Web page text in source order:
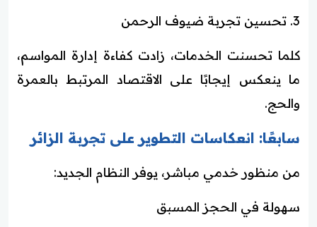
3. تحسين تجربة ضيوف الرحمن
كلما تحسنت الخدمات، زادت كفاءة إدارة المواسم،
ما ينعكس إيجابًا على الاقتصاد المرتبط بالعمرة
والحج.
سابعًا: انعكاسات التطوير على تجربة الزائر
من منظور خدمي مباشر، يوفر النظام الجديد:
سهولة في الحجز المسبق